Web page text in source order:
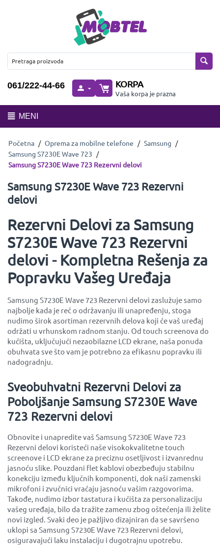
061/222-44-66 KORPA
Vaša korpa je prazna
MENI
Početna / Oprema za mobilne telefone / Samsung /
Samsung S7230E Wave 723 /
Samsung S7230E Wave 723 Rezervni delovi
Samsung S7230E Wave 723 Rezervni
delovi
Rezervni Delovi za Samsung
S7230E Wave 723 Rezervni
delovi - Kompletna Rešenja za
Popravku Vašeg Uređaja
Samsung S7230E Wave 723 Rezervni delovi zaslužuje samo
najbolje kada je reč o održavanju ili unapređenju, stoga
nudimo širok asortiman rezervnih delova koji će vaš uređaj
održati u vrhunskom radnom stanju. Od touch screenova do
kućišta, uključujući nezaobilazne LCD ekrane, naša ponuda
obuhvata sve što vam je potrebno za efikasnu popravku ili
nadogradnju.
Sveobuhvatni Rezervni Delovi za
Poboljšanje Samsung S7230E Wave
723 Rezervni delovi
Obnovite i unapredite vaš Samsung S7230E Wave 723
Rezervni delovi koristeći naše visokokvalitetne touch
screenove i LCD ekrane za preciznu osetljivost i izvanrednu
jasnoću slike. Pouzdani flet kablovi obezbeđuju stabilnu
konekciju između ključnih komponenti, dok naši zamenski
mikrofoni i zvučnici vraćaju jasnoću vašim razgovorima.
Takođe, nudimo izbor tastatura i kućišta za personalizaciju
vašeg uređaja, bilo da tražite zamenu zbog oštećenja ili želite
novi izgled. Svaki deo je pažljivo dizajniran da se savršeno
uklopi sa Samsung S7230E Wave 723 Rezervni delovi,
osiguravajući laku instalaciju i dugotrajnu upotrebu.